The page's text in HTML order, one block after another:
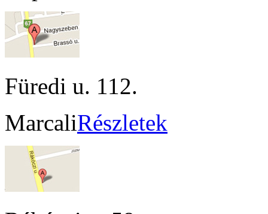
Füredi u. 112.
MarcaliRészletek